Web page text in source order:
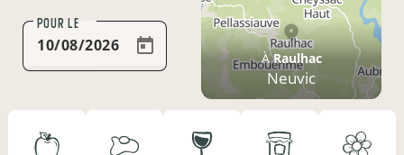
POUR LE
ÀRaulhac
Neuvic